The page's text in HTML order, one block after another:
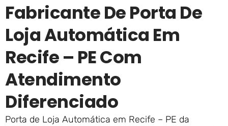
Fabricante De Porta De
Loja Automática Em
Recife – PE Com
Atendimento
Diferenciado
Porta de Loja Automática em Recife – PE da